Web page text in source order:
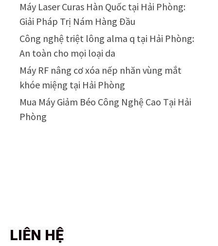
Máy Laser Curas Hàn Quốc tại Hải Phòng:
Giải Pháp Trị Nám Hàng Đầu
Công nghệ triệt lông alma q tại Hải Phòng:
An toàn cho mọi loại da
Máy RF nâng cơ xóa nếp nhăn vùng mắt
khóe miệng tại Hải Phòng
Mua Máy Giảm Béo Công Nghệ Cao Tại Hải
Phòng
LIÊN HỆ